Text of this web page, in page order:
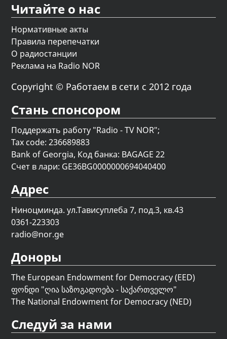
Читайте о нас
Нормативные акты
Правила перепечатки
О радиостанции
Реклама на Radio NOR
Copyright © Работаем в сети с 2012 года
Стань спонсором
Поддержать работу "Radio - TV NOR";
Tax code: 236689883
Bank of Georgia, Код банка: BAGAGE 22
Счет в лари: GE36BG0000000694040400
Адрес
Ниноцминда. ул.Тависуплеба 7, под.3, кв.43
0361-223303
radio@nor.ge
Доноры
The European Endowment for Democracy (EED)
ფონდი "ღია საზოგადოება - საქართველო"
The National Endowment for Democracy (NED)
Следуй за нами